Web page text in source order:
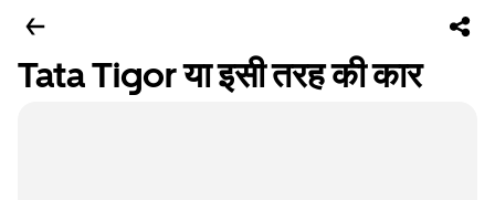
Tata Tigor या इसी तरह की कार